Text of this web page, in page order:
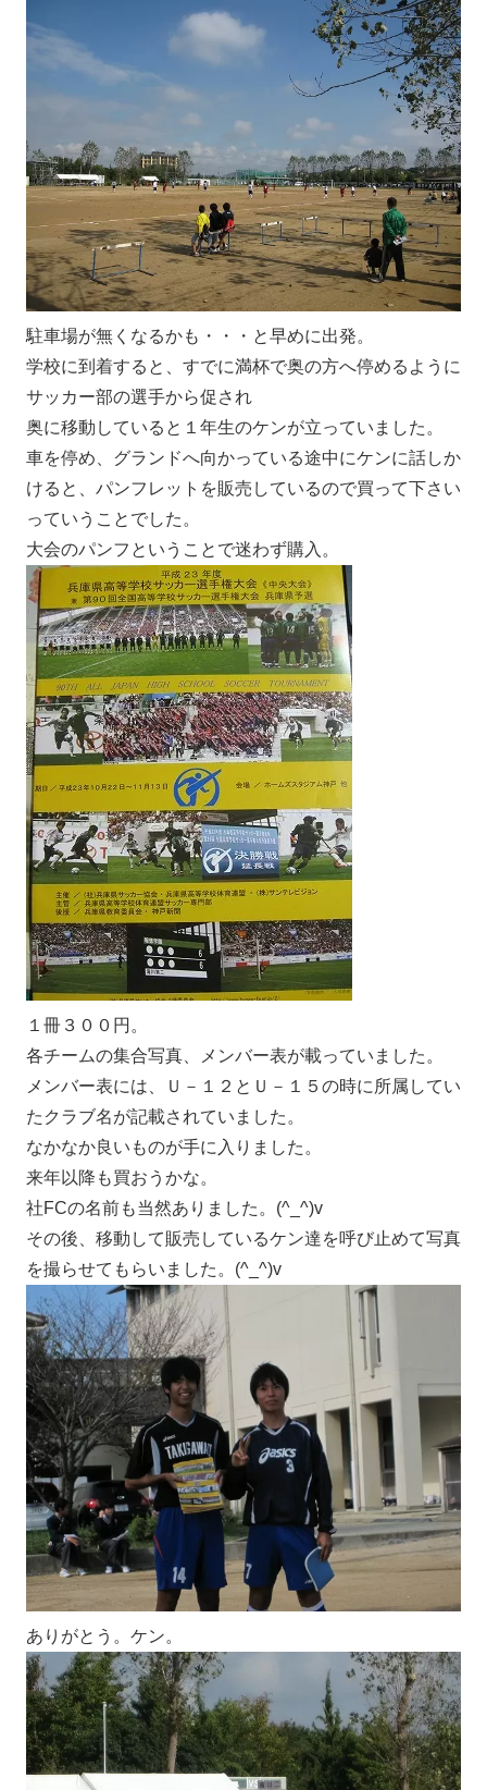
駐車場が無くなるかも・・・と早めに出発。
学校に到着すると、すでに満杯で奥の方へ停めるように
サッカー部の選手から促され
奥に移動していると１年生のケンが立っていました。
車を停め、グランドへ向かっている途中にケンに話しか
けると、パンフレットを販売しているので買って下さい
っていうことでした。
大会のパンフということで迷わず購入。
１冊３００円。
各チームの集合写真、メンバー表が載っていました。
メンバー表には、Ｕ－１２とＵ－１５の時に所属してい
たクラブ名が記載されていました。
なかなか良いものが手に入りました。
来年以降も買おうかな。
社FCの名前も当然ありました。(^_^)v
その後、移動して販売しているケン達を呼び止めて写真
を撮らせてもらいました。(^_^)v
ありがとう。ケン。